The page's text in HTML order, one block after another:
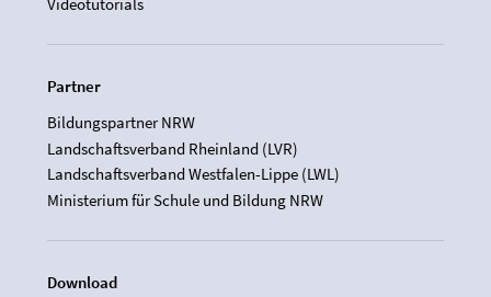
Partner
Bildungspartner NRW
Landschaftsverband Rheinland (LVR)
Landschaftsverband Westfalen-Lippe (LWL)
Ministerium für Schule und Bildung NRW
Download